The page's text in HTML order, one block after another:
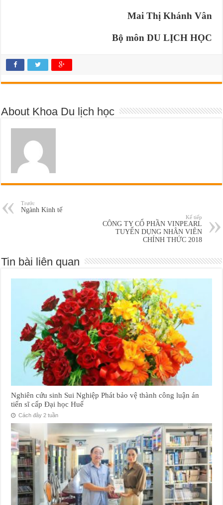
Mai Thị Khánh Vân
Bộ môn DU LỊCH HỌC
About Khoa Du lịch học
Trước
Ngành Kinh tế
Kế tiếp
CÔNG TY CỔ PHẦN VINPEARL
TUYỂN DỤNG NHÂN VIÊN
CHÍNH THỨC 2018
Tin bài liên quan
Nghiên cứu sinh Sui Nghiệp Phát bảo vệ thành công luận án
tiến sĩ cấp Đại học Huế
Cách đây 2 tuần